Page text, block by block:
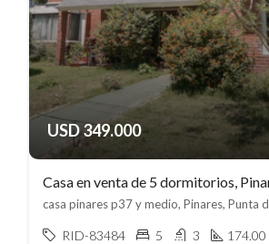
USD 349.000
Casa en venta de 5 dormitorios,
casa pinares p37 y medio, Pinares, Punta
RID-83484 5 3 174.00